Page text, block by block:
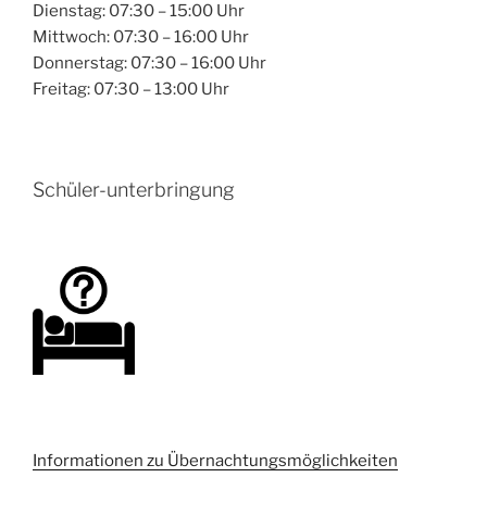
Dienstag: 07:30 – 15:00 Uhr
Mittwoch: 07:30 – 16:00 Uhr
Donnerstag: 07:30 – 16:00 Uhr
Freitag: 07:30 – 13:00 Uhr
Schüler-unterbringung
Informationen zu Übernachtungsmöglichkeiten